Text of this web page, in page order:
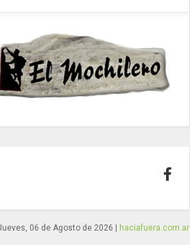
06 de Agosto de 2026 haciafuera.com.ar